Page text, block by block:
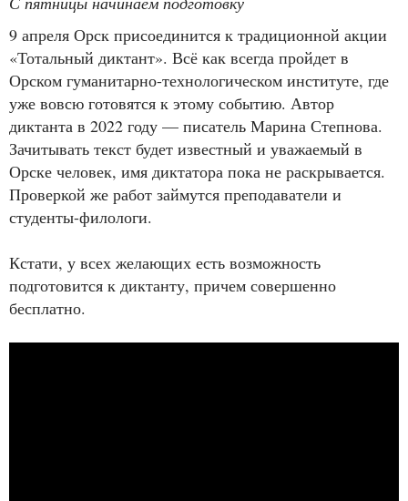
9 апреля Орск присоединится к традиционной акции
«Тотальный диктант». Всё как всегда пройдет в
Орском гуманитарно-технологическом институте, где
уже вовсю готовятся к этому событию. Автор
диктанта в 2022 году — писатель Марина Степнова.
Зачитывать текст будет известный и уважаемый в
Орске человек, имя диктатора пока не раскрывается.
Проверкой же работ займутся преподаватели и
студенты-филологи.
Кстати, у всех желающих есть возможность
подготовится к диктанту, причем совершенно
бесплатно.